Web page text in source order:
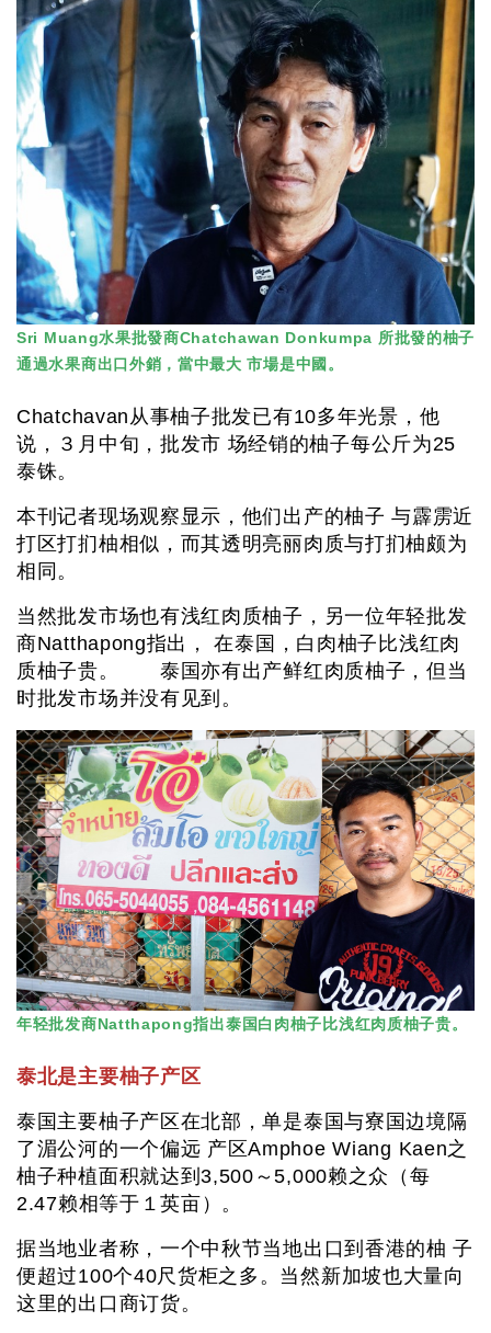
Sri Muang水果批發商Chatchawan Donkumpa 所批發的柚子
通過水果商出口外銷，當中最大 市場是中國。
Chatchavan从事柚子批发已有10多年光景，他
说，３月中旬，批发市 场经销的柚子每公斤为25
泰铢。
本刊记者现场观察显示，他们出产的柚子 与霹雳近
打区打扪柚相似，而其透明亮丽肉质与打扪柚颇为
相同。
当然批发市场也有浅红肉质柚子，另一位年轻批发
商Natthapong指出， 在泰国，白肉柚子比浅红肉
质柚子贵。 泰国亦有出产鲜红肉质柚子，但当
时批发市场并没有见到。
年轻批发商Natthapong指出泰国白肉柚子比浅红肉质柚子贵。
泰北是主要柚子产区
泰国主要柚子产区在北部，单是泰国与寮国边境隔
了湄公河的一个偏远 产区Amphoe Wiang Kaen之
柚子种植面积就达到3,500～5,000赖之众（每
2.47赖相等于１英亩）。
据当地业者称，一个中秋节当地出口到香港的柚 子
便超过100个40尺货柜之多。当然新加坡也大量向
这里的出口商订货。